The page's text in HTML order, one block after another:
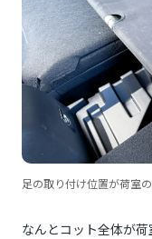
足の取り付け位置が荷室
なんとコット全体が